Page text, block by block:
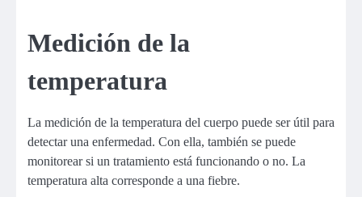
Medición de la
temperatura
La medición de la temperatura del cuerpo puede ser útil para
detectar una enfermedad. Con ella, también se puede
monitorear si un tratamiento está funcionando o no. La
temperatura alta corresponde a una fiebre.